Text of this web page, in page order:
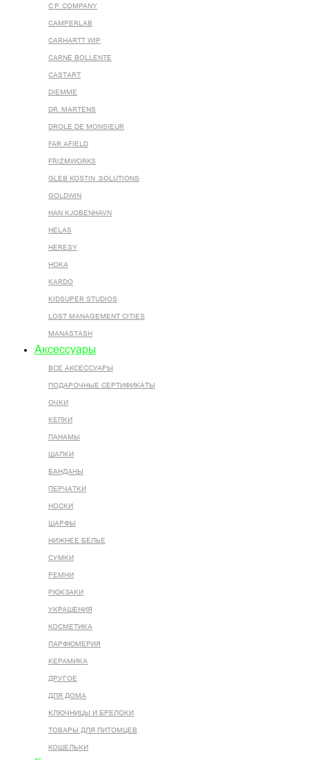
C.P. COMPANY
CAMPERLAB
CARHARTT WIP
CARNE BOLLENTE
CASTART
DIEMME
DR. MARTENS
DROLE DE MONSIEUR
FAR AFIELD
FRIZMWORKS
GLEB KOSTIN .SOLUTIONS
GOLDWIN
HAN KJOBENHAVN
HELAS
HERESY
HOKA
KARDO
KIDSUPER STUDIOS
LOST MANAGEMENT CITIES
MANASTASH
Аксессуары
ВСЕ AКСЕССУАРЫ
ПОДАРОЧНЫЕ СЕРТИФИКАТЫ
ОЧКИ
КЕПКИ
ПАНАМЫ
ШАПКИ
БАНДАНЫ
ПЕРЧАТКИ
НОСКИ
ШАРФЫ
НИЖНЕЕ БЕЛЬЕ
СУМКИ
РЕМНИ
РЮКЗАКИ
УКРАШЕНИЯ
КОСМЕТИКА
ПАРФЮМЕРИЯ
КЕРАМИКА
ДРУГОЕ
ДЛЯ ДОМА
КЛЮЧНИЦЫ И БРЕЛОКИ
ТОВАРЫ ДЛЯ ПИТОМЦЕВ
КОШЕЛЬКИ